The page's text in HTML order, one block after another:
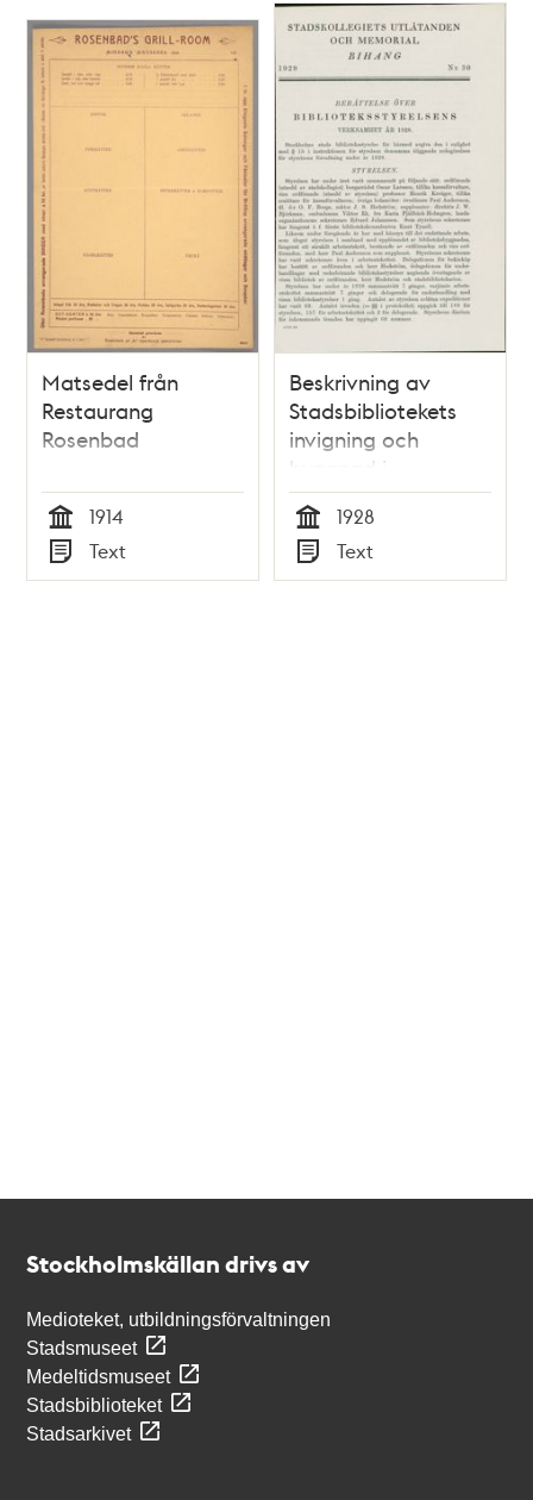
Matsedel från
Restaurang
Rosenbad
Tid
1914
Typ
Text
Beskrivning av
Stadsbibliotekets
invigning och
byggnad i
Biblioteksstyrelsens
årsberättelse 1928
Tid
1928
Typ
Text
Stockholmskällan drivs av
Medioteket, utbildningsförvaltningen
Stadsmuseet
Medeltidsmuseet
Stadsbiblioteket
Stadsarkivet